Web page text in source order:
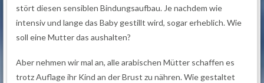
stört diesen sensiblen Bindungsaufbau. Je nachdem wie
intensiv und lange das Baby gestillt wird, sogar erheblich. Wie
soll eine Mutter das aushalten?
Aber nehmen wir mal an, alle arabischen Mütter schaffen es
trotz Auflage ihr Kind an der Brust zu nähren. Wie gestaltet